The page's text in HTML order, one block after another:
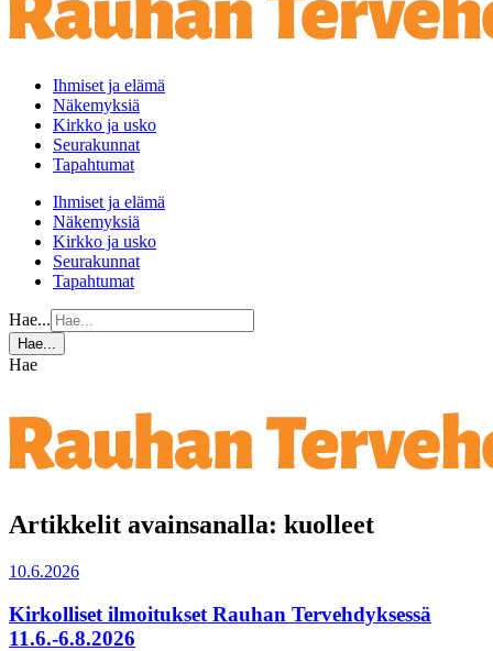
Ihmiset ja elämä
Näkemyksiä
Kirkko ja usko
Seurakunnat
Tapahtumat
Ihmiset ja elämä
Näkemyksiä
Kirkko ja usko
Seurakunnat
Tapahtumat
Hae...
Hae...
Hae
Artikkelit avainsanalla: kuolleet
10.6.2026
Kirkolliset ilmoitukset Rauhan Tervehdyksessä
11.6.-6.8.2026